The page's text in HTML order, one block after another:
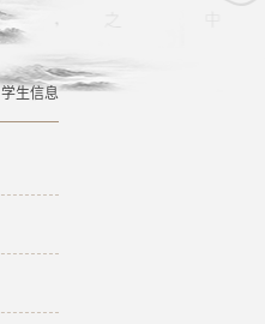
学生信息